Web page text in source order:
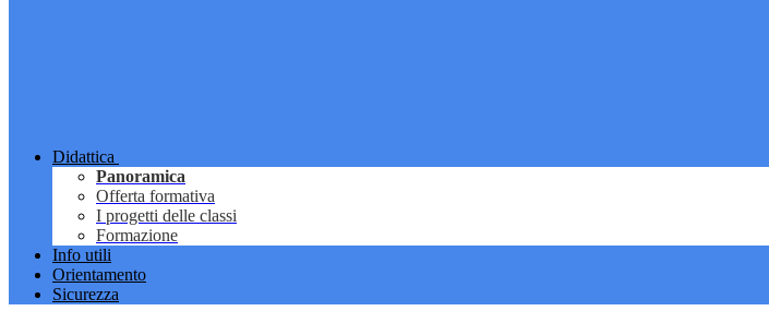
Didattica
Panoramica
Offerta formativa
I progetti delle classi
Formazione
Info utili
Orientamento
Sicurezza